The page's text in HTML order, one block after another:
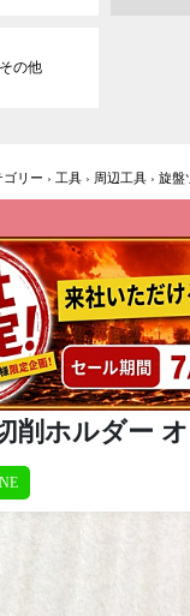
その他
ゴリー › 工具 › 周辺工具 › 旋盤
削ホルダー